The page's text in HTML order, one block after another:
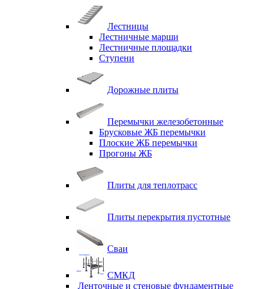
Лестницы
Лестничные марши
Лестничные площадки
Ступени
Дорожные плиты
Перемычки железобетонные
Брусковые ЖБ перемычки
Плоские ЖБ перемычки
Прогоны ЖБ
Плиты для теплотрасс
Плиты перекрытия пустотные
Сваи
СМКД
Ленточные и стеновые фундаментные